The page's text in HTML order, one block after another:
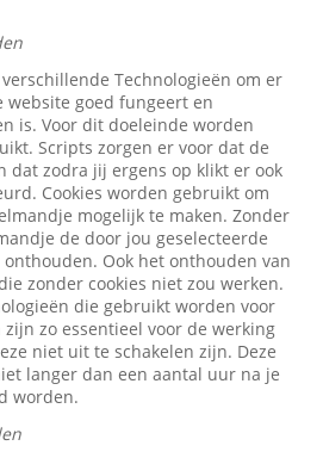
Technologieën om er
website goed fungeert en
is. Voor dit doeleinde worden
Scripts zorgen er voor dat de
dat zodra jij ergens op klikt er ook
Cookies worden gebruikt om
mogelijk te maken. Zonder
de door jou geselecteerde
Ook het onthouden van
zonder cookies niet zou werken.
die gebruikt worden voor
zo essentieel voor de werking
niet uit te schakelen zijn. Deze
langer dan een aantal uur na je
worden.